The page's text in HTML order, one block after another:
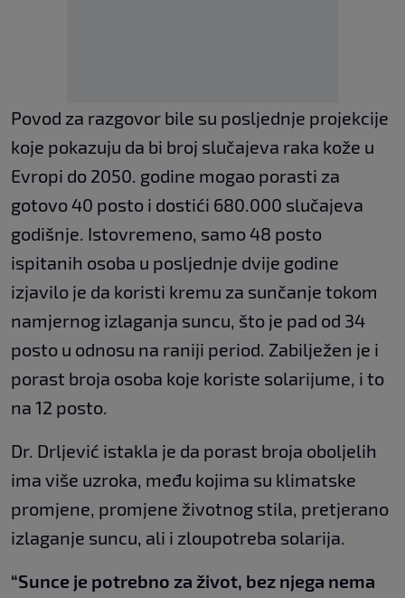
Povod za razgovor bile su posljednje projekcije
koje pokazuju da bi broj slučajeva raka kože u
Evropi do 2050. godine mogao porasti za
gotovo 40 posto i dostići 680.000 slučajeva
godišnje. Istovremeno, samo 48 posto
ispitanih osoba u posljednje dvije godine
izjavilo je da koristi kremu za sunčanje tokom
namjernog izlaganja suncu, što je pad od 34
posto u odnosu na raniji period. Zabilježen je i
porast broja osoba koje koriste solarijume, i to
na 12 posto.
Dr. Drljević istakla je da porast broja oboljelih
ima više uzroka, među kojima su klimatske
promjene, promjene životnog stila, pretjerano
izlaganje suncu, ali i zloupotreba solarija.
“Sunce je potrebno za život, bez njega nema